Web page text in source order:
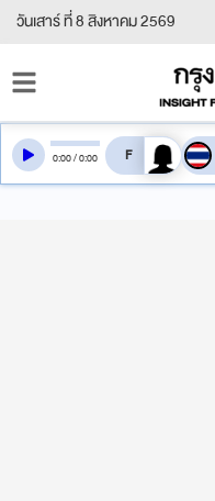
วันเสาร์ ที่ 8 สิงหาคม 2569
0:00/0:00 สลับเสียงอ่าน